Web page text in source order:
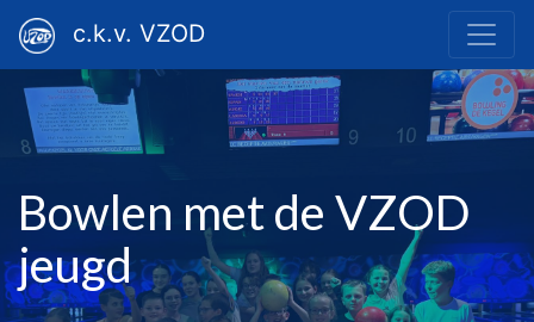
c.k.v. VZOD
Bowlen met de VZOD
jeugd